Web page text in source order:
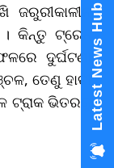
କିନ୍ତୁ ଟ୍ରେନ୍
ଦୁର୍ଘଟଣା
ତେଣୁ ହାତୀ
ଭିତରକୁ Latest News Hub